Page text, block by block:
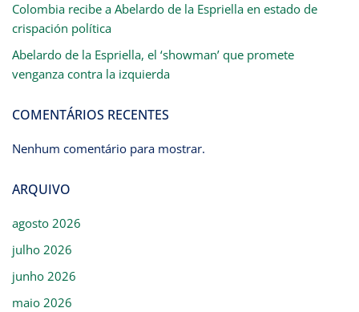
Colombia recibe a Abelardo de la Espriella en estado de
crispación política
Abelardo de la Espriella, el ‘showman’ que promete
venganza contra la izquierda
COMENTÁRIOS RECENTES
Nenhum comentário para mostrar.
ARQUIVO
agosto 2026
julho 2026
junho 2026
maio 2026